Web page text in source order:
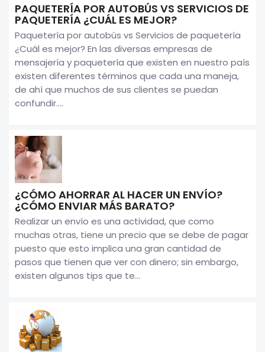
PAQUETERÍA POR AUTOBÚS VS SERVICIOS DE
PAQUETERÍA ¿CUÁL ES MEJOR?
Paquetería por autobús vs Servicios de paquetería
¿Cuál es mejor? En las diversas empresas de
mensajería y paquetería que existen en nuestro país
existen diferentes términos que cada una maneja,
de ahí que muchos de sus clientes se puedan
confundir....
¿CÓMO AHORRAR AL HACER UN ENVÍO?
¿CÓMO ENVIAR MÁS BARATO?
Realizar un envío es una actividad, que como
muchas otras, tiene un precio que se debe de pagar
puesto que esto implica una gran cantidad de
pasos que tienen que ver con dinero; sin embargo,
existen algunos tips que te...